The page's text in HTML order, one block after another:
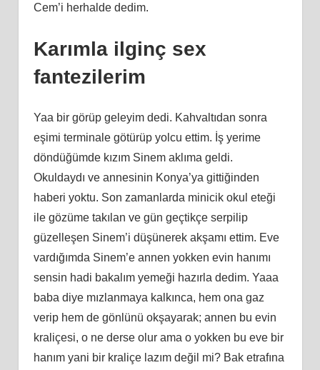
Cem’i herhalde dedim.
Karımla ilginç sex
fantezilerim
Yaa bir görüp geleyim dedi. Kahvaltıdan sonra
eşimi terminale götürüp yolcu ettim. İş yerime
döndüğümde kızım Sinem aklıma geldi.
Okuldaydı ve annesinin Konya’ya gittiğinden
haberi yoktu. Son zamanlarda minicik okul eteği
ile gözüme takılan ve gün geçtikçe serpilip
güzelleşen Sinem’i düşünerek akşamı ettim. Eve
vardığımda Sinem’e annen yokken evin hanımı
sensin hadi bakalım yemeği hazırla dedim. Yaaa
baba diye mızlanmaya kalkınca, hem ona gaz
verip hem de gönlünü okşayarak; annen bu evin
kraliçesi, o ne derse olur ama o yokken bu eve bir
hanım yani bir kraliçe lazım değil mi? Bak etrafına